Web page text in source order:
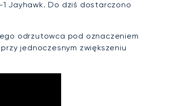
Jayhawk. Do dziś dostarczono
odrzutowca pod oznaczeniem
jednoczesnym zwiększeniu